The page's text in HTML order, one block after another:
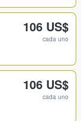
106 US$
cada uno
106 US$
cada uno